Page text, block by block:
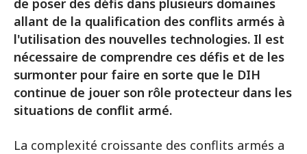
de poser des défis dans plusieurs domaines
allant de la qualification des conflits armés à
l'utilisation des nouvelles technologies. Il est
nécessaire de comprendre ces défis et de les
surmonter pour faire en sorte que le DIH
continue de jouer son rôle protecteur dans les
situations de conflit armé.
La complexité croissante des conflits armés a